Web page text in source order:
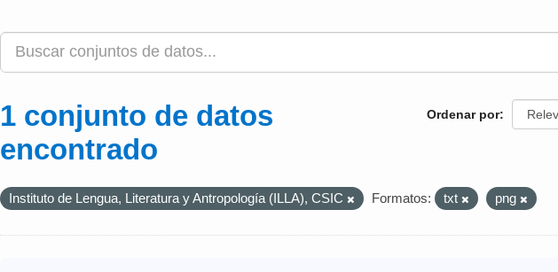
Ordenar por
1 conjunto de datos
encontrado
Instituto de Lengua, Literatura y Antropología (ILLA), CSIC Formatos: txt png